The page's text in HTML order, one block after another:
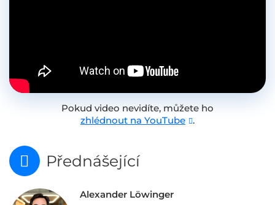
Pokud video nevidíte, můžete ho
zhlédnout na YouTube
.
Přednášející
Alexander Löwinger